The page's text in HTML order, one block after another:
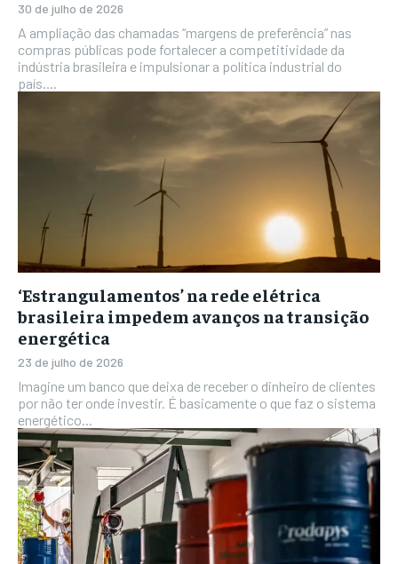
30 de julho de 2026
A ampliação das chamadas “margens de preferência” nas
compras públicas pode fortalecer a competitividade da
indústria brasileira e impulsionar a política industrial do
país....
‘Estrangulamentos’ na rede elétrica
brasileira impedem avanços na transição
energética
23 de julho de 2026
Imagine um banco que deixa de receber o dinheiro de clientes
por não ter onde investir. É basicamente o que faz o sistema
energético...